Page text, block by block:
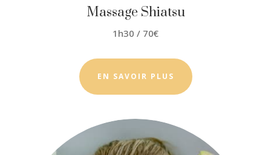
Massage Shiatsu
1h30 / 70€
EN SAVOIR PLUS